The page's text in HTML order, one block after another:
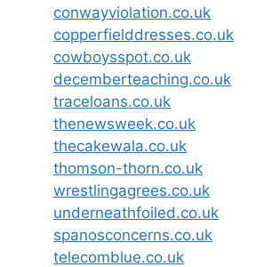
conwayviolation.co.uk
copperfielddresses.co.uk
cowboysspot.co.uk
decemberteaching.co.uk
traceloans.co.uk
thenewsweek.co.uk
thecakewala.co.uk
thomson-thorn.co.uk
wrestlingagrees.co.uk
underneathfoiled.co.uk
spanosconcerns.co.uk
telecomblue.co.uk